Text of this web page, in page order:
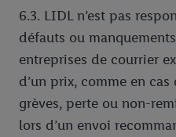
6.3. LIDL n’est pas
défauts ou
entreprises de courrier
d’un prix, comme en
grèves, perte ou non-
lors d’un envoi